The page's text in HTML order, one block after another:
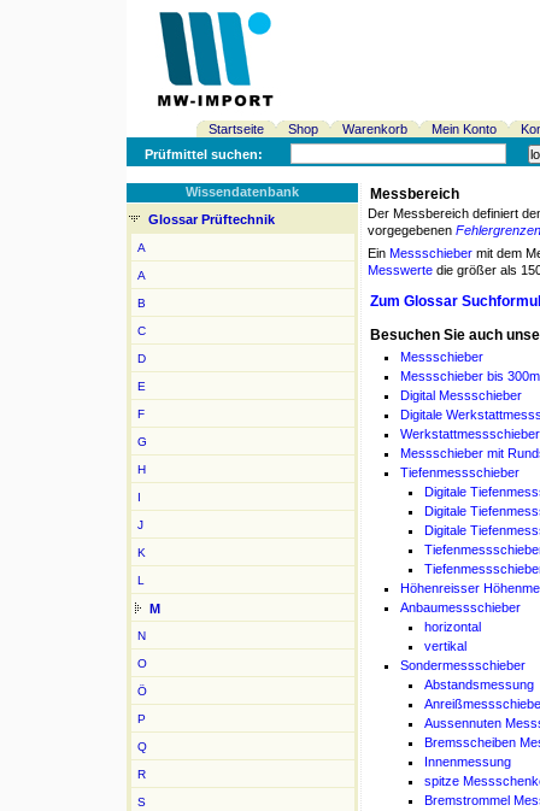
Startseite Shop Warenkorb Mein Konto
Prüfmittel suchen:
Wissendatenbank
Glossar Prüftechnik
A
A
B
C
D
E
F
G
H
I
J
K
L
M
N
O
Ö
P
Q
R
S
Messbereich
Der Messbereich definiert
vorgegebenen Fehlergrenzen
Ein Messschieber mit dem
Messwerte die größer als
Zum Glossar
Besuchen Sie auch
Messschieber
Messschieber bis
Digital Messschieber
Digitale
Messschieber mit
Tiefenmessschieber
Digitale
Digitale
Digitale
Höhenreisser
Anbaumessschieber
horizontal
vertikal
Sondermessschieber
Abstandsmessung
Aussennuten
Bremsscheiben
Innenmessung
spitze
Bremstrommel